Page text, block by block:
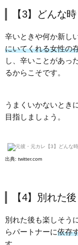
【3】どんな
辛いときや何か新し
にいてくれる女性の
し、辛いことがあっ
るからこそです。
うまくいかないとき
目指しましょう。
出典: twitter.com
【4】別れた
別れた後も楽しそう
らパートナーに依存